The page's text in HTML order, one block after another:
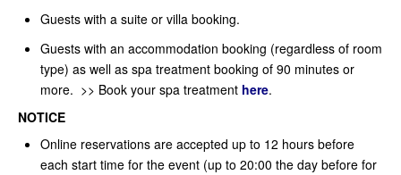
Guests with a suite or villa booking.
Guests with an accommodation booking (regardless of room
type) as well as spa treatment booking of 90 minutes or
more. >> Book your spa treatment here.
NOTICE
Online reservations are accepted up to 12 hours before
each start time for the event (up to 20:00 the day before for